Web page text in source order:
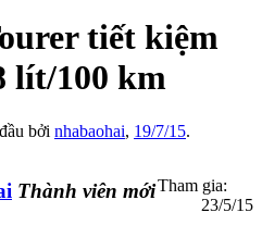
tiết kiệm
lít/100 km
bởi nhabaohai, 19/7/15.
Thành viên mớiTham gia:
23/5/15